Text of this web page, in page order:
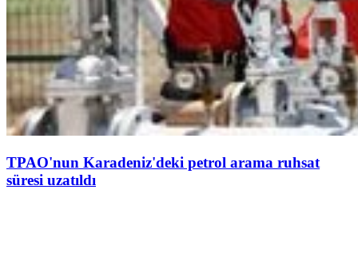
TPAO'nun Karadeniz'deki petrol arama ruhsat
süresi uzatıldı